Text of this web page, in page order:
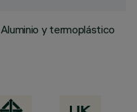
Aluminio y termoplástico